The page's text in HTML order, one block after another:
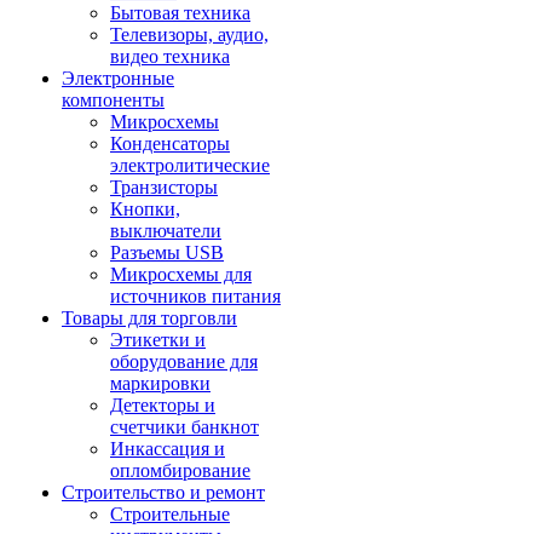
Бытовая техника
Телевизоры, аудио,
видео техника
Электронные
компоненты
Микросхемы
Конденсаторы
электролитические
Транзисторы
Кнопки,
выключатели
Разъемы USB
Микросхемы для
источников питания
Товары для торговли
Этикетки и
оборудование для
маркировки
Детекторы и
счетчики банкнот
Инкассация и
опломбирование
Строительство и ремонт
Строительные